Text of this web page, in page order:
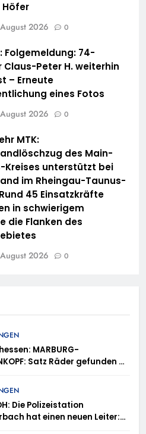
Höfer
2026 0
Folgemeldung: 74-
Claus-Peter H. weiterhin
– Erneute
eines Fotos
2026 0
MTK:
des Main-
Kreises unterstützt bei
im Rheingau-Taunus-
45 Einsatzkräfte
in schwierigem
die Flanken des
2026 0
MARBURG-
Satz Räder gefunden –
Die Polizeistation
hat einen neuen Leiter: